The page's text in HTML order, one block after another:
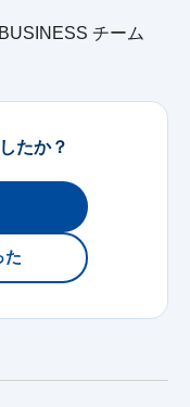
チーム
たか？
た